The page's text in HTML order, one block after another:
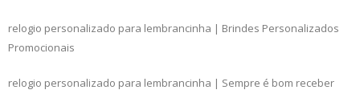
relogio personalizado para lembrancinha | Brindes Personalizados
Promocionais
relogio personalizado para lembrancinha | Sempre é bom receber